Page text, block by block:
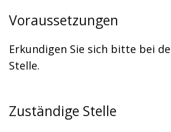
Voraussetzungen
Erkundigen Sie sich bitte bei
Stelle.
Zuständige Stelle